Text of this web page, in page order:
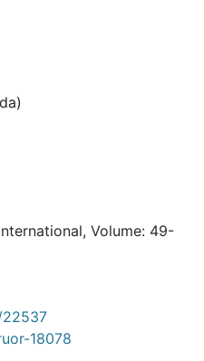
Volume: 49-
18078